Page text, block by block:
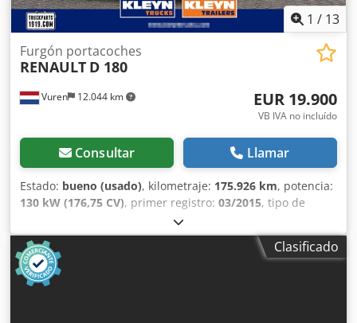
1 / 13
Vuren 12.044 km
Furgón portacoches
RENAULT D 180
EUR 19.900
VB IVA no incluído
Consultar Llamar
Estado: bueno (usado), kilometraje: 175.926 km, potencia:
130 kW (176,75 CV), primer registro: 03/2015, tipo de
, tamaño del neumático:
configuración de ejes:4x2, distancia entre ejes:4.310 mm,
combustible:
, cabina del conductor:
cabina del conductor
número de marchas:
Clasificado